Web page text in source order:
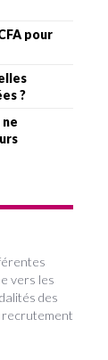
pour
?
vers les
des
recrutement